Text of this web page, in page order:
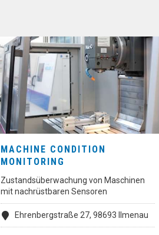
MACHINE CONDITION
MONITORING
Zustandsüberwachung von Maschinen
mit nachrüstbaren Sensoren
Ehrenbergstraße 27, 98693 Ilmenau